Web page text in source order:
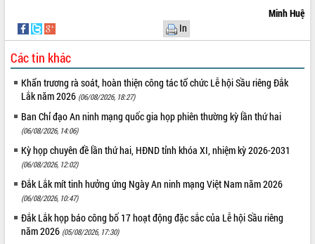
Minh Huệ
In
Các tin khác
Khẩn trương rà soát, hoàn thiện công tác tổ chức Lễ hội Sầu riêng Đắk
Lắk năm 2026 (06/08/2026, 18:27)
Ban Chỉ đạo An ninh mạng quốc gia họp phiên thường kỳ lần thứ hai
(06/08/2026, 14:06)
Kỳ họp chuyên đề lần thứ hai, HĐND tỉnh khóa XI, nhiệm kỳ 2026-2031
(06/08/2026, 12:02)
Đắk Lắk mít tinh hưởng ứng Ngày An ninh mạng Việt Nam năm 2026
(06/08/2026, 10:47)
Đắk Lắk họp báo công bố 17 hoạt động đặc sắc của Lễ hội Sầu riêng
năm 2026 (05/08/2026, 17:30)